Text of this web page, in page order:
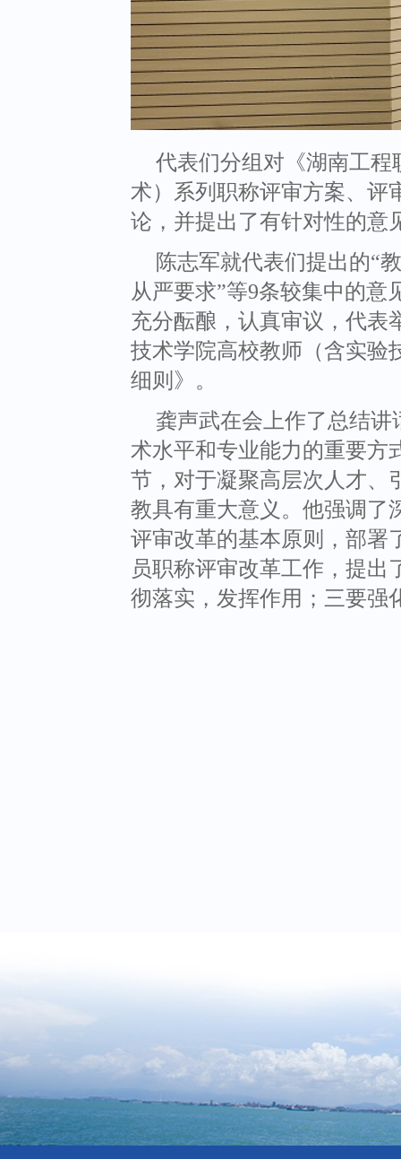
代表们分组对《湖南工
术）系列职称评审方案、评
论，并提出了有针对性的意
陈志军就代表们提出的“
从严要求”等9条较集中的
充分酝酿，认真审议，代表
技术学院高校教师（含实验
细则》。
龚声武在会上作了总结
术水平和专业能力的重要方
节，对于凝聚高层次人才、
教具有重大意义。他强调了
评审改革的基本原则，部署
员职称评审改革工作，提出
彻落实，发挥作用；三要强